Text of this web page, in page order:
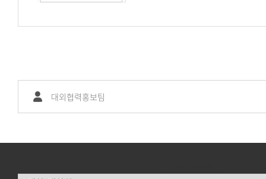
대외협력홍보팀